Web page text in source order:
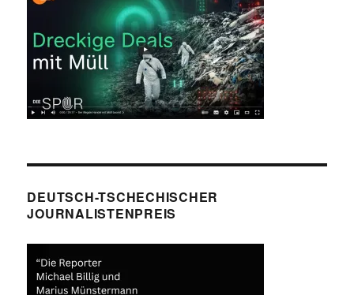
DEUTSCH-TSCHECHISCHER
JOURNALISTENPREIS